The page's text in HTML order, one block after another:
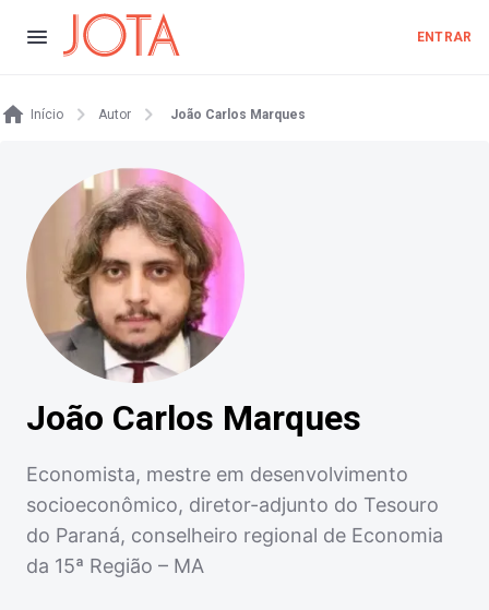
ENTRAR
Início Autor João Carlos Marques
João Carlos Marques
Economista, mestre em desenvolvimento
socioeconômico, diretor-adjunto do Tesouro
do Paraná, conselheiro regional de Economia
da 15ª Região – MA